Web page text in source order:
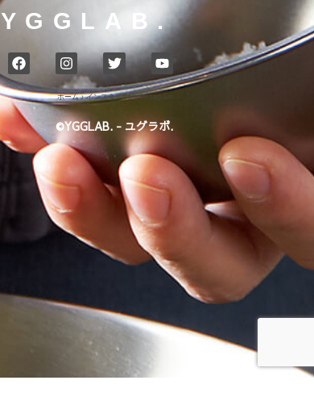
YGGLAB.
ホーム › インスタ ›from Instagram
©YGGLAB. - ユグラボ.